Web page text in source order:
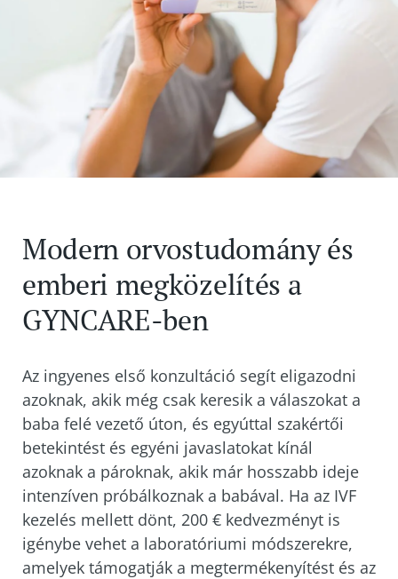
Modern orvostudomány és
emberi megközelítés a
GYNCARE-ben
Az ingyenes első konzultáció segít eligazodni
azoknak, akik még csak keresik a válaszokat a
baba felé vezető úton, és egyúttal szakértői
betekintést és egyéni javaslatokat kínál
azoknak a pároknak, akik már hosszabb ideje
intenzíven próbálkoznak a babával. Ha az IVF
kezelés mellett dönt, 200 € kedvezményt is
igénybe vehet a laboratóriumi módszerekre,
amelyek támogatják a megtermékenyítést és az